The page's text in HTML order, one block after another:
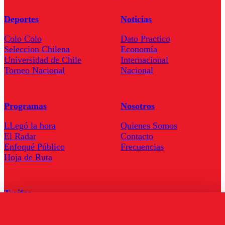
Deportes
Colo Colo
Seleccion Chilena
Universidad de Chile
Torneo Nacional
Noticias
Dato Practico
Economía
Internacional
Nacional
Programas
LLegó la hora
El Radar
Enfoqué Público
Hoja de Ruta
Nosotros
Quienes Somos
Contacto
Frecuencias
Tarifas